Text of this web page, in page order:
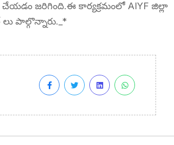
జరిగింది.ఈ కార్యక్రమంలో AIYF జిల్లా
పాల్గొన్నారు._*